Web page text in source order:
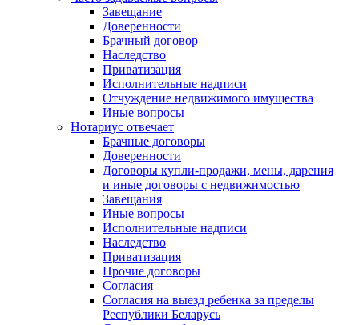
Завещание
Доверенности
Брачный договор
Наследство
Приватизация
Исполнительные надписи
Отчуждение недвижимого имущества
Иные вопросы
Нотариус отвечает
Брачные договоры
Доверенности
Договоры купли-продажи, мены, дарения
и иные договоры с недвижимостью
Завещания
Иные вопросы
Исполнительные надписи
Наследство
Приватизация
Прочие договоры
Согласия
Согласия на выезд ребенка за пределы
Республики Беларусь